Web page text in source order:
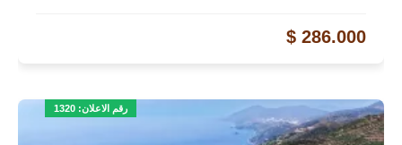
286.000 $
رقم الاعلان: 1320